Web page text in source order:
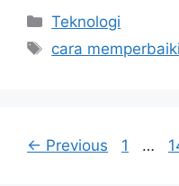
Categories
Teknologi
Tags
cara
← Previous Page
1 …